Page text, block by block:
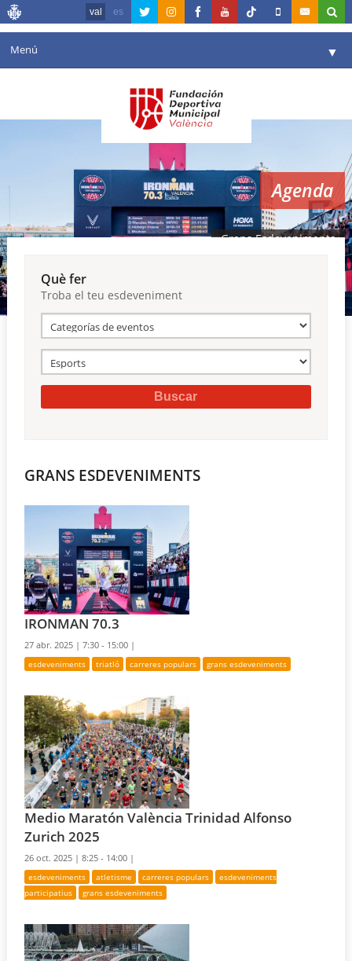
val es
Menú ▼
Agenda
▼
València en esport ▼
Reserves
Agenda
Grans Esdeveniments
Què fer
Troba el teu esdeveniment
GRANS ESDEVENIMENTS
IRONMAN 70.3
27 abr. 2025 |7:30 - 15:00 |
esdeveniments triatló carreres populars grans esdeveniments
Medio Maratón València Trinidad Alfonso
Zurich 2025
26 oct. 2025 |8:25 - 14:00 |
esdeveniments atletisme carreres populars
esdeveniments
participatius
grans esdeveniments